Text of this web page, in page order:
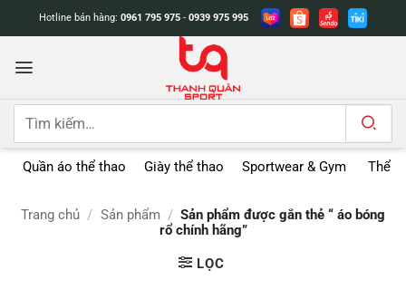
dung
Hotline bán hàng: 0961 795 975 - 0939 975 995
Tìm
Quần áo thể thao Giày thể thao Sportwear & Gym Thể
Trang chủ / Sản phẩm / Sản phẩm được gắn thẻ “ áo bóng
rổ chính hãng”
LỌC